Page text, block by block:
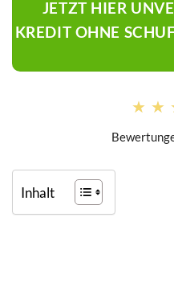
JETZT HIER
KREDIT OHNE
Inhalt